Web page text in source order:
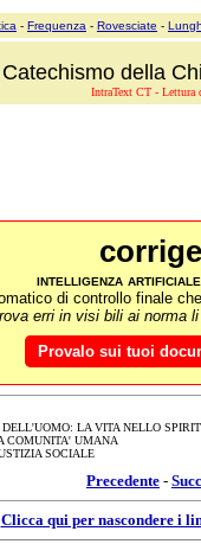
- Frequenza - Rovesciate -
Catechismo della
IntraText CT - Lettura
intelligenza
di controllo finale
erri in visi bili ai norma
Provalo sui tuoi
LA VITA NELLO
COMUNITA' UMANA
SOCIALE
Precedente -
Clicca qui per nascondere i